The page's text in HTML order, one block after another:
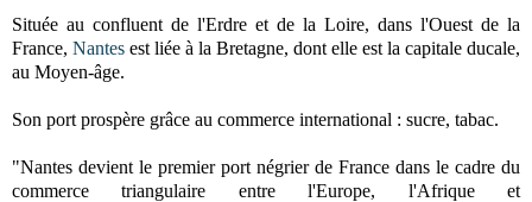
Située au confluent de l'Erdre et de la Loire, dans l'Ouest de la
France, Nantes est liée à la Bretagne, dont elle est la capitale ducale,
au Moyen-âge.
Son port prospère grâce au commerce international : sucre, tabac.
"Nantes devient le premier port négrier de France dans le cadre du
commerce triangulaire entre l'Europe, l'Afrique et